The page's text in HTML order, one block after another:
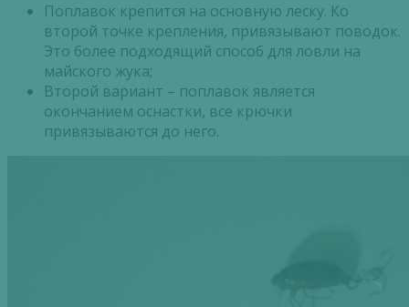
Поплавок крепится на основную леску. Ко
второй точке крепления, привязывают поводок.
Это более подходящий способ для ловли на
майского жука;
Второй вариант – поплавок является
окончанием оснастки, все крючки
привязываются до него.